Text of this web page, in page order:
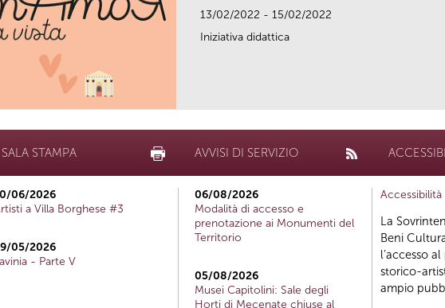
13/02/2022 - 15/02/2022
Iniziativa didattica
SALA STAMPA
06/2026
a Villa Borghese #3
05/2026
- Parte V
AVVISI DI SERVIZIO
06/08/2026
Modalità di accesso e
prenotazione ai Monumenti del
Territorio
05/08/2026
Musei Capitolini: Sale degli
Horti di Mecenate chiuse al
Accessibilità
La
Beni
l’accesso
storico-
ampio